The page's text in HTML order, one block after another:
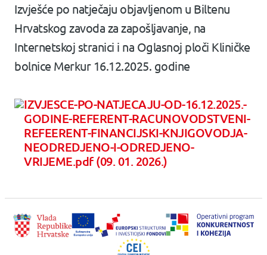
Izvješće po natječaju objavljenom u Biltenu
Hrvatskog zavoda za zapošljavanje, na
Internetskoj stranici i na Oglasnoj ploči Kliničke
bolnice Merkur 16.12.2025. godine
IZVJESCE-PO-NATJECAJU-OD-16.12.2025.-
GODINE-REFERENT-RACUNOVODSTVENI-
REFEERENT-FINANCIJSKI-KNJIGOVODJA-
NEODREDJENO-I-ODREDJENO-
VRIJEME.pdf (09. 01. 2026.)